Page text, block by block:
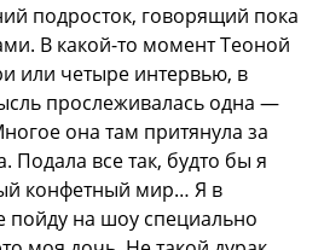
подросток, говорящий пока
В какой-то момент Теоной
или четыре интервью, в
прослеживалась одна —
она там притянула за
Подала все так, будто бы я
конфетный мир… Я в
пойду на шоу специально